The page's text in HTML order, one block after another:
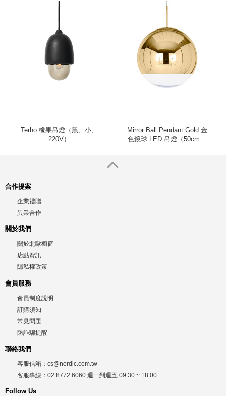
Terho 橡果吊燈（黑、小、
220V）
Mirror Ball Pendant Gold 金
色鏡球 LED 吊燈（50cm、
合作提案
企業禮贈
異業合作
關於我們
關於北歐櫥窗
店點資訊
隱私權政策
會員服務
會員制度說明
訂購須知
常見問題
防詐騙提醒
聯絡我們
客服信箱： cs@nordic.com.tw
客服專線： 02 8772 6060 週一到週五 09:30 ~ 18:00
Follow Us